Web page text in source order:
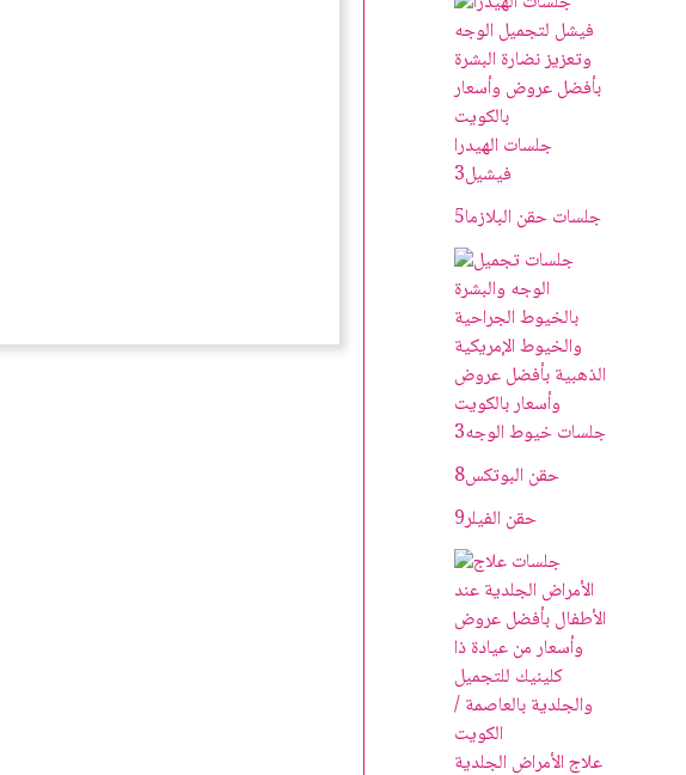
جلسات الهيدرا
فيشيل3
جلسات حقن البلازما5
جلسات خيوط الوجه3
حقن البوتکس8
حقن الفيلر9
علاج الأمراض الجلدية